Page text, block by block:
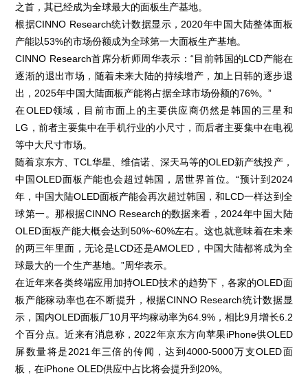
之首，其已经成为全球最大的面板生产基地。
根据CINNO Research统计数据显示，2020年中国大陆整体面板
产能以53%的市场份额成为全球第一大面板生产基地。
CINNO Research首席分析师周华表示：“目前韩国的LCD产能在
逐渐的退出市场，随着未来大陆的持续增产，加上日韩的逐步退
出，2025年中国大陆面板产能将占据全球市场份额的76%。”
在OLED领域，目前市面上的主要供应商仍然是韩国的三星和
LG，前者主要集中在手机行业的小尺寸，而后者主要集中在电视
等中大尺寸市场。
随着京东方、TCL华星、维信诺、深天马等的OLED新产线投产，
中国OLED面板产能也会超过韩国，居世界首位。“预计到2024
年，中国大陆OLED面板产能会再次超过韩国，和LCD一样达到全
球第一。那根据CINNO Research的数据来看，2024年中国大陆
OLED面板产能大概会达到50%~60%左右。这也就意味着在未来
的两三年里面，无论是LCD还是AMOLED，中国大陆都将成为全
球最大的一个生产基地。”周华表示。
在近年来各类终端应用加持OLED技术的趋势下，各家的OLED面
板产能稼动率也在不断提升，根据CINNO Research统计数据显
示，国内OLED面板厂10月平均稼动率为64.9%，相比9月增长6.2
个百分点。近来有消息称，2022年京东方向苹果iPhone供OLED
屏数量将是2021年三倍的传闻，达到4000-5000万支OLED面
板，在iPhone OLED供应中占比将会提升到20%。